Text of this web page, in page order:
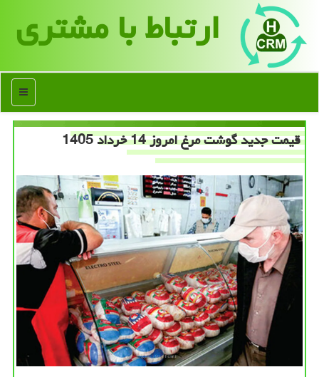
ارتباط با مشتری
منو
قیمت جدید گوشت مرغ امروز 14 خرداد 1405